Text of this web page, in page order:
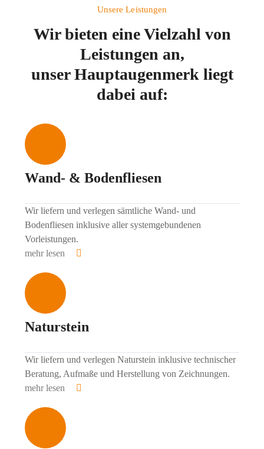
Unsere Leistungen
Wir bieten eine Vielzahl von
Leistungen an,
unser Hauptaugenmerk liegt
dabei auf:
Wand- & Bodenfliesen
Wir liefern und verlegen sämtliche Wand- und
Bodenfliesen inklusive aller systemgebundenen
Vorleistungen.
mehr lesen
Naturstein
Wir liefern und verlegen Naturstein inklusive technischer
Beratung, Aufmaße und Herstellung von Zeichnungen.
mehr lesen